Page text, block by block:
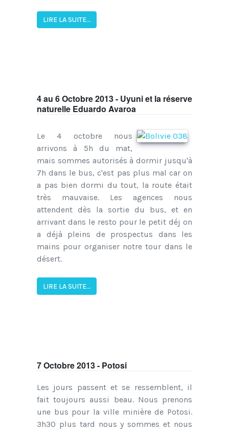
LIRE LA SUITE...
4 au 6 Octobre 2013 - Uyuni et la réserve
naturelle Eduardo Avaroa
Le 4 octobre nous
arrivons à 5h du mat,
mais sommes autorisés à dormir jusqu'à
7h dans le bus, c'est pas plus mal car on
a pas bien dormi du tout, la route était
très mauvaise. Les agences nous
attendent dès la sortie du bus, et en
arrivant dans le resto pour le petit déj on
a déjà pleins de prospectus dans les
mains pour organiser notre tour dans le
désert.
LIRE LA SUITE...
7 Octobre 2013 - Potosi
Les jours passent et se ressemblent, il
fait toujours aussi beau. Nous prenons
une bus pour la ville minière de Potosi.
3h30 plus tard nous y sommes et nous